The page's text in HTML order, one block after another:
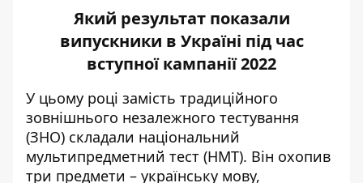
Який результат показали
випускники в Україні під час
вступної кампанії 2022
У цьому році замість традиційного
зовнішнього незалежного тестування
(ЗНО) складали національний
мультипредметний тест (НМТ). Він охопив
три предмети – українську мову,